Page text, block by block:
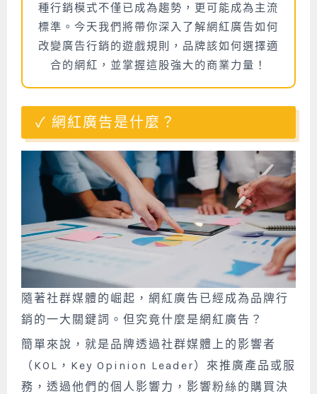
種行銷模式不僅已成為趨勢，更可能成為主流
標準。今天我們將帶你深入了解網紅廣告如何
改變廣告行銷的遊戲規則，品牌該如何選擇適
合的網紅，並掌握這股強大的商業力量！
網紅廣告是什麼？
隨著社群媒體的崛起，網紅廣告已經成為品牌行
銷的一大關鍵詞。但究竟什麼是網紅廣告？
簡單來說，就是品牌透過社群媒體上的影響者
（KOL，Key Opinion Leader）來推廣產品或服
務，透過他們的個人影響力，影響粉絲的購買決